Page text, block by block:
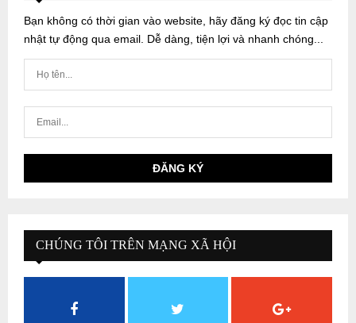
Bạn không có thời gian vào website, hãy đăng ký đọc tin cập
nhật tự động qua email. Dễ dàng, tiện lợi và nhanh chóng...
CHÚNG TÔI TRÊN MẠNG XÃ HỘI